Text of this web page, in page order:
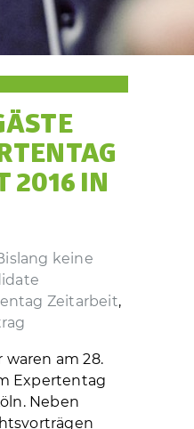
2016 IN
keine
Zeitarbeit,
waren am 28.
Expertentag
Neben